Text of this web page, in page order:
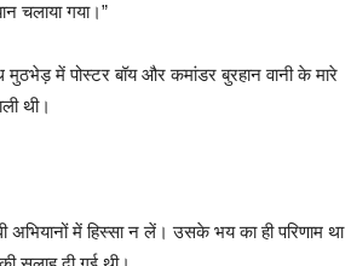
चलाया गया।”
में पोस्टर बॉय और कमांडर बुरहान वानी के मारे
थी।
अभियानों में हिस्सा न लें। उसके भय का ही परिणाम था